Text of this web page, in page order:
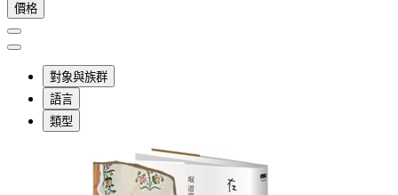
價格
對象與族群
語言
類型